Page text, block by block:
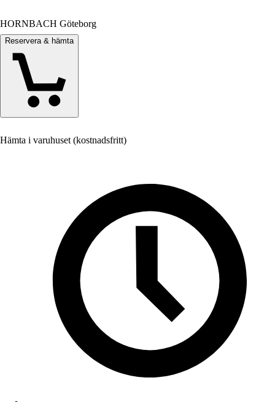
HORNBACH Göteborg
Reservera & hämta
Hämta i varuhuset (kostnadsfritt)